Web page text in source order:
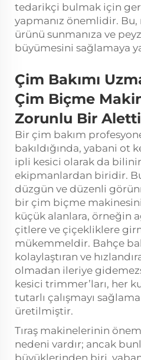
tedarikçi bulmak için
yapmanız önemlidir.
ürünü sunmanıza ve
büyümesini sağlamaya
Çim Bakımı
Çim Biçme
Zorunlu Bir
Bir çim bakım
bakıldığında, yabani ot
ipli kesici olarak da
ekipmanlardan biridir.
düzgün ve düzenli
bir çim biçme
küçük alanlara, örneğin
çitlere ve çiçekliklere
mükemmeldir. Bahçe
kolaylaştıran ve
olmadan ileriye
kesici trimmer’ları, her
tutarlı çalışmayı
üretilmiştir.
Tıraş makinelerinin
nedeni vardır; ancak
büyüklerinden biri,